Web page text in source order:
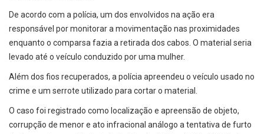
De acordo com a polícia, um dos envolvidos na ação era
responsável por monitorar a movimentação nas proximidades
enquanto o comparsa fazia a retirada dos cabos. O material seria
levado até o veículo conduzido por uma mulher.
Além dos fios recuperados, a polícia apreendeu o veículo usado no
crime e um serrote utilizado para cortar o material.
O caso foi registrado como localização e apreensão de objeto,
corrupção de menor e ato infracional análogo a tentativa de furto